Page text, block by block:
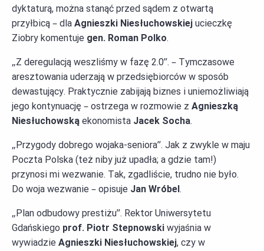
dyktaturą, można stanąć przed sądem z otwartą
przyłbicą – dla Agnieszki Niesłuchowskiej ucieczkę
Ziobry komentuje gen. Roman Polko.
„Z deregulacją weszliśmy w fazę 2.0”. – Tymczasowe
aresztowania uderzają w przedsiębiorców w sposób
dewastujący. Praktycznie zabijają biznes i uniemożliwiają
jego kontynuację – ostrzega w rozmowie z Agnieszką
Niesłuchowską ekonomista Jacek Socha.
„Przygody dobrego wojaka-seniora”. Jak z zwykle w maju
Poczta Polska (też niby już upadła; a gdzie tam!)
przynosi mi wezwanie. Tak, zgadliście, trudno nie było.
Do woja wezwanie – opisuje Jan Wróbel.
„Plan odbudowy prestiżu”. Rektor Uniwersytetu
Gdańskiego prof. Piotr Stepnowski wyjaśnia w
wywiadzie Agnieszki Niesłuchowskiej, czy w